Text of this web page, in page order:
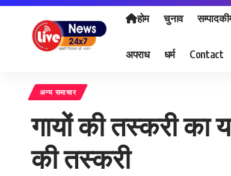
होम चुनाव
अपराध धर्म Contact
अन्य समाचार
गायों की तस्करी का
की तस्करी